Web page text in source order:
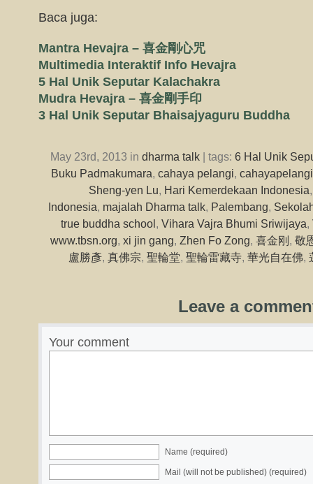
Baca juga:
Mantra Hevajra – 喜金剛心咒
Multimedia Interaktif Info Hevajra
5 Hal Unik Seputar Kalachakra
Mudra Hevajra – 喜金剛手印
3 Hal Unik Seputar Bhaisajyaguru Buddha
May 23rd, 2013 in dharma talk | tags: 6 Hal Unik
Buku Padmakumara, cahaya pelangi, cahayapelangi
Sheng-yen Lu, Hari Kemerdekaan Indonesia
Indonesia, majalah Dharma talk, Palembang,
true buddha school, Vihara Vajra Bhumi Sriwijaya,
www.tbsn.org, xi jin gang, Zhen Fo Zong, 喜金刚, 敬
盧勝彥, 真佛宗, 聖輪堂, 聖輪雷藏寺, 華光自在佛,
Leave a
Your comment
Name (required)
Mail (will not be published) (required)